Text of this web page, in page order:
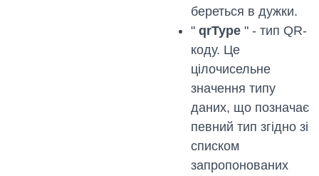
береться в дужки.
" qrType " - тип QR-
коду. Це
цілочисельне
значення типу
даних, що позначає
певний тип згідно зі
списком
запропонованих